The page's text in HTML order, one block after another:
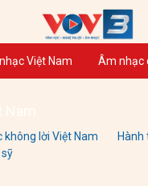
Việt Nam Âm nhạc
Nam
không lời Việt Nam
Hành